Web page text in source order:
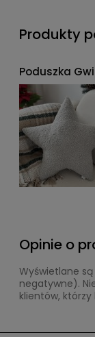
Produkty
Poduszka
Opinie o
Wyświetlane
negatywne).
klientów,